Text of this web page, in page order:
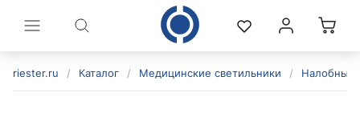
riester.ru / Каталог / Медицинские светильники / Налобные